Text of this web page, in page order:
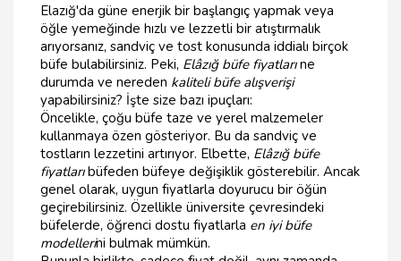
Elazığ'da güne enerjik bir başlangıç yapmak veya
öğle yemeğinde hızlı ve lezzetli bir atıştırmalık
arıyorsanız, sandviç ve tost konusunda iddialı birçok
büfe bulabilirsiniz. Peki, Elâzığ büfe fiyatlarıne
durumda ve nereden kaliteli büfe alışverişi
yapabilirsiniz? İşte size bazı ipuçları:
Öncelikle, çoğu büfe taze ve yerel malzemeler
kullanmaya özen gösteriyor. Bu da sandviç ve
tostların lezzetini artırıyor. Elbette, Elâzığ büfe
fiyatlarıbüfeden büfeye değişiklik gösterebilir. Ancak
genel olarak, uygun fiyatlarla doyurucu bir öğün
geçirebilirsiniz. Özellikle üniversite çevresindeki
büfelerde, öğrenci dostu fiyatlarla en iyi büfe
modellerini bulmak mümkün.